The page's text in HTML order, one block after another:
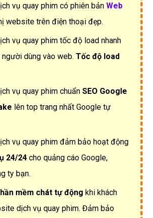
vụ quay phim có phiên bản Web
website trên điện thoại đẹp.
vụ quay phim tốc độ load nhanh
dùng vào web. Tốc độ load
vụ quay phim chuẩn SEO Google
lên top trang nhất Google tự
vụ quay phim đảm bảo hoạt động
24/24 cho quảng cáo Google,
ty bạn.
mềm chát tự động khi khách
dịch vụ quay phim. Đảm bảo